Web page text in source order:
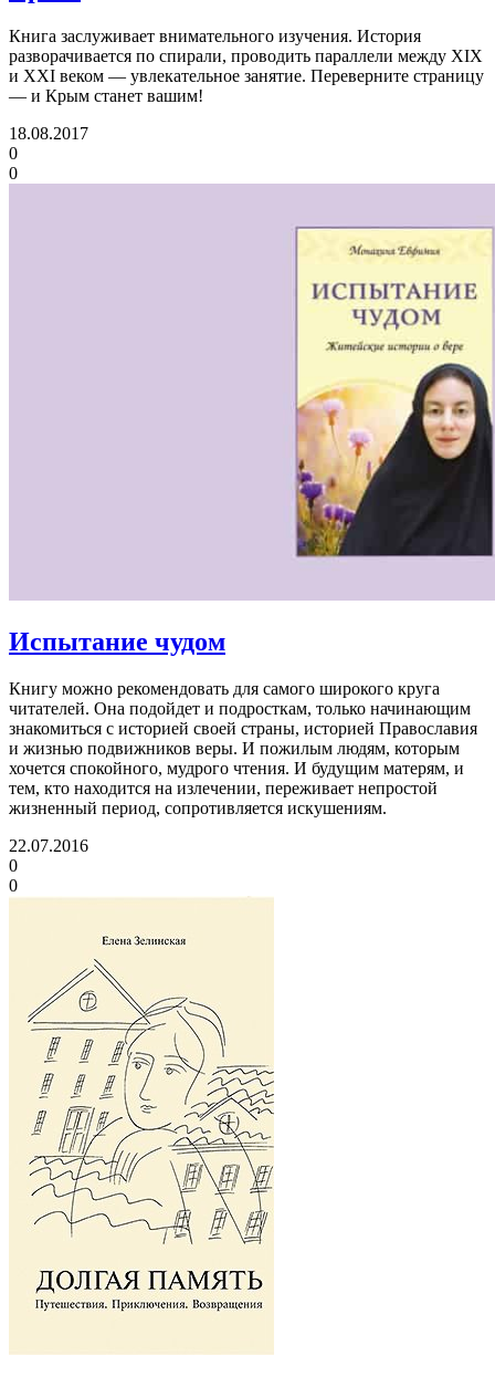
Книга заслуживает внимательного изучения. История
разворачивается по спирали, проводить параллели между XIX
и XXI веком — увлекательное занятие. Переверните страницу
— и Крым станет вашим!
18.08.2017
0
0
Испытание чудом
Книгу можно рекомендовать для самого широкого круга
читателей. Она подойдет и подросткам, только начинающим
знакомиться с историей своей страны, историей Православия
и жизнью подвижников веры. И пожилым людям, которым
хочется спокойного, мудрого чтения. И будущим матерям, и
тем, кто находится на излечении, переживает непростой
жизненный период, сопротивляется искушениям.
22.07.2016
0
0